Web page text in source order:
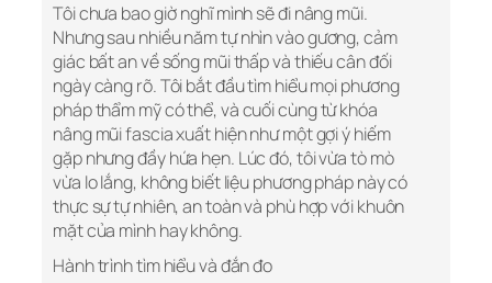
Tôi chưa bao giờ nghĩ mình sẽ đi nâng mũi.
Nhưng sau nhiều năm tự nhìn vào gương, cảm
giác bất an về sống mũi thấp và thiếu cân đối
ngày càng rõ. Tôi bắt đầu tìm hiểu mọi phương
pháp thẩm mỹ có thể, và cuối cùng từ khóa
nâng mũi fascia xuất hiện như một gợi ý hiếm
gặp nhưng đầy hứa hẹn. Lúc đó, tôi vừa tò mò
vừa lo lắng, không biết liệu phương pháp này có
thực sự tự nhiên, an toàn và phù hợp với khuôn
mặt của mình hay không.
Hành trình tìm hiểu và đắn đo